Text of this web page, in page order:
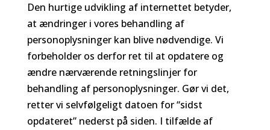
Den hurtige udvikling af internettet betyder,
at ændringer i vores behandling af
personoplysninger kan blive nødvendige. Vi
forbeholder os derfor ret til at opdatere og
ændre nærværende retningslinjer for
behandling af personoplysninger. Gør vi det,
retter vi selvfølgeligt datoen for “sidst
opdateret” nederst på siden. I tilfælde af